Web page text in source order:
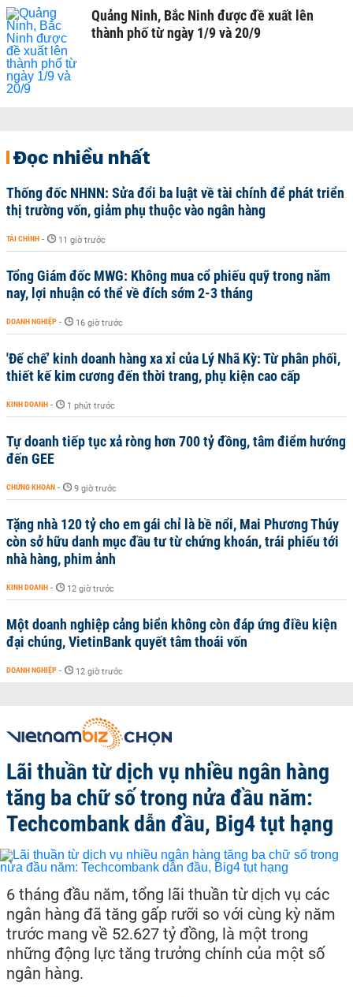
Quảng Ninh, Bắc Ninh được đề xuất lên
thành phố từ ngày 1/9 và 20/9
Đọc nhiều nhất
Thống đốc NHNN: Sửa đổi ba luật về tài chính để phát triển
thị trường vốn, giảm phụ thuộc vào ngân hàng
TÀI CHÍNH - 11 giờ trước
Tổng Giám đốc MWG: Không mua cổ phiếu quỹ trong năm
nay, lợi nhuận có thể về đích sớm 2-3 tháng
DOANH NGHIỆP - 16 giờ trước
'Đế chế’ kinh doanh hàng xa xỉ của Lý Nhã Kỳ: Từ phân phối,
thiết kế kim cương đến thời trang, phụ kiện cao cấp
KINH DOANH - 1 phút trước
Tự doanh tiếp tục xả ròng hơn 700 tỷ đồng, tâm điểm hướng
đến GEE
CHỨNG KHOÁN - 9 giờ trước
Tặng nhà 120 tỷ cho em gái chỉ là bề nổi, Mai Phương Thúy
còn sở hữu danh mục đầu tư từ chứng khoán, trái phiếu tới
nhà hàng, phim ảnh
KINH DOANH - 12 giờ trước
Một doanh nghiệp cảng biển không còn đáp ứng điều kiện
đại chúng, VietinBank quyết tâm thoái vốn
DOANH NGHIỆP - 12 giờ trước
Lãi thuần từ dịch vụ nhiều ngân hàng
tăng ba chữ số trong nửa đầu năm:
Techcombank dẫn đầu, Big4 tụt hạng
6 tháng đầu năm, tổng lãi thuần từ dịch vụ các
ngân hàng đã tăng gấp rưỡi so với cùng kỳ năm
trước mang về 52.627 tỷ đồng, là một trong
những động lực tăng trưởng chính của một số
ngân hàng.